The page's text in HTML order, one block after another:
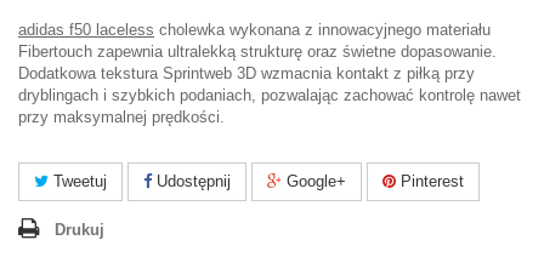
adidas f50 laceless cholewka wykonana z innowacyjnego materiału
Fibertouch zapewnia ultralekką strukturę oraz świetne dopasowanie.
Dodatkowa tekstura Sprintweb 3D wzmacnia kontakt z piłką przy
dryblingach i szybkich podaniach, pozwalając zachować kontrolę nawet
przy maksymalnej prędkości.
Tweetuj Udostępnij Google+ Pinterest
Drukuj